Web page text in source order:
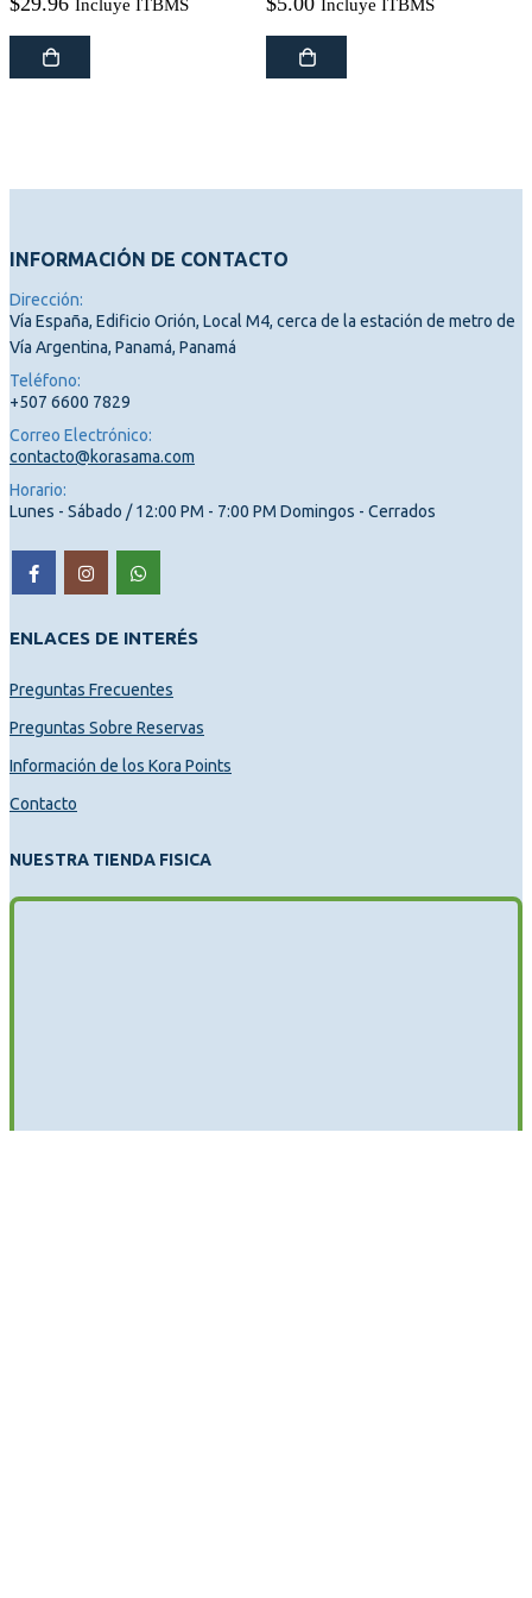
Incluye ITBMS Incluye ITBMS
INFORMACIÓN DE CONTACTO
Dirección:
Vía España, Edificio Orión, Local M4, cerca de la estación de metro de
Vía Argentina, Panamá, Panamá
Teléfono:
+507 6600 7829
Correo Electrónico:
contacto@korasama.com
Horario:
Lunes - Sábado / 12:00 PM - 7:00 PM Domingos - Cerrados
ENLACES DE INTERÉS
Preguntas Frecuentes
Preguntas Sobre Reservas
Información de los Kora Points
Contacto
NUESTRA TIENDA FISICA